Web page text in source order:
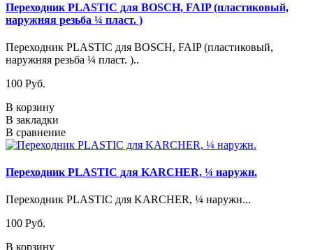
Переходник PLASTIC для BOSCH, FAIP (пластиковый,
наружняя резьба ¼ пласт. )
Переходник PLASTIC для BOSCH, FAIP (пластиковый,
наружняя резьба ¼ пласт. )..
100 Pуб.
В корзину
В закладки
В сравнение
Переходник PLASTIC для KARCHER, ¼ наружн.
Переходник PLASTIC для KARCHER, ¼ наружн...
100 Pуб.
В корзину